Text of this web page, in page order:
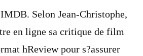
Selon Jean-Christophe,
en ligne sa critique de film
hReview pour s?assurer